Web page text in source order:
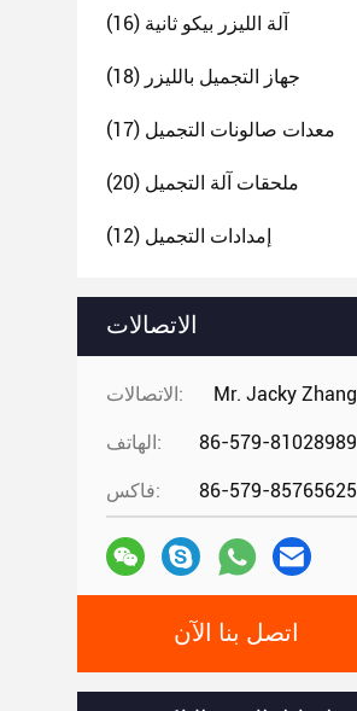
آلة الليزر بيكو ثانية (16)
جهاز التجميل بالليزر (18)
معدات صالونات التجميل (17)
ملحقات آلة التجميل (20)
إمدادات التجميل (12)
الاتصالات
الاتصالات: Mr. Jacky Zhang
الهاتف: 86-579-81028989
فاكس: 86-579-85765625
اتصل بنا الآن